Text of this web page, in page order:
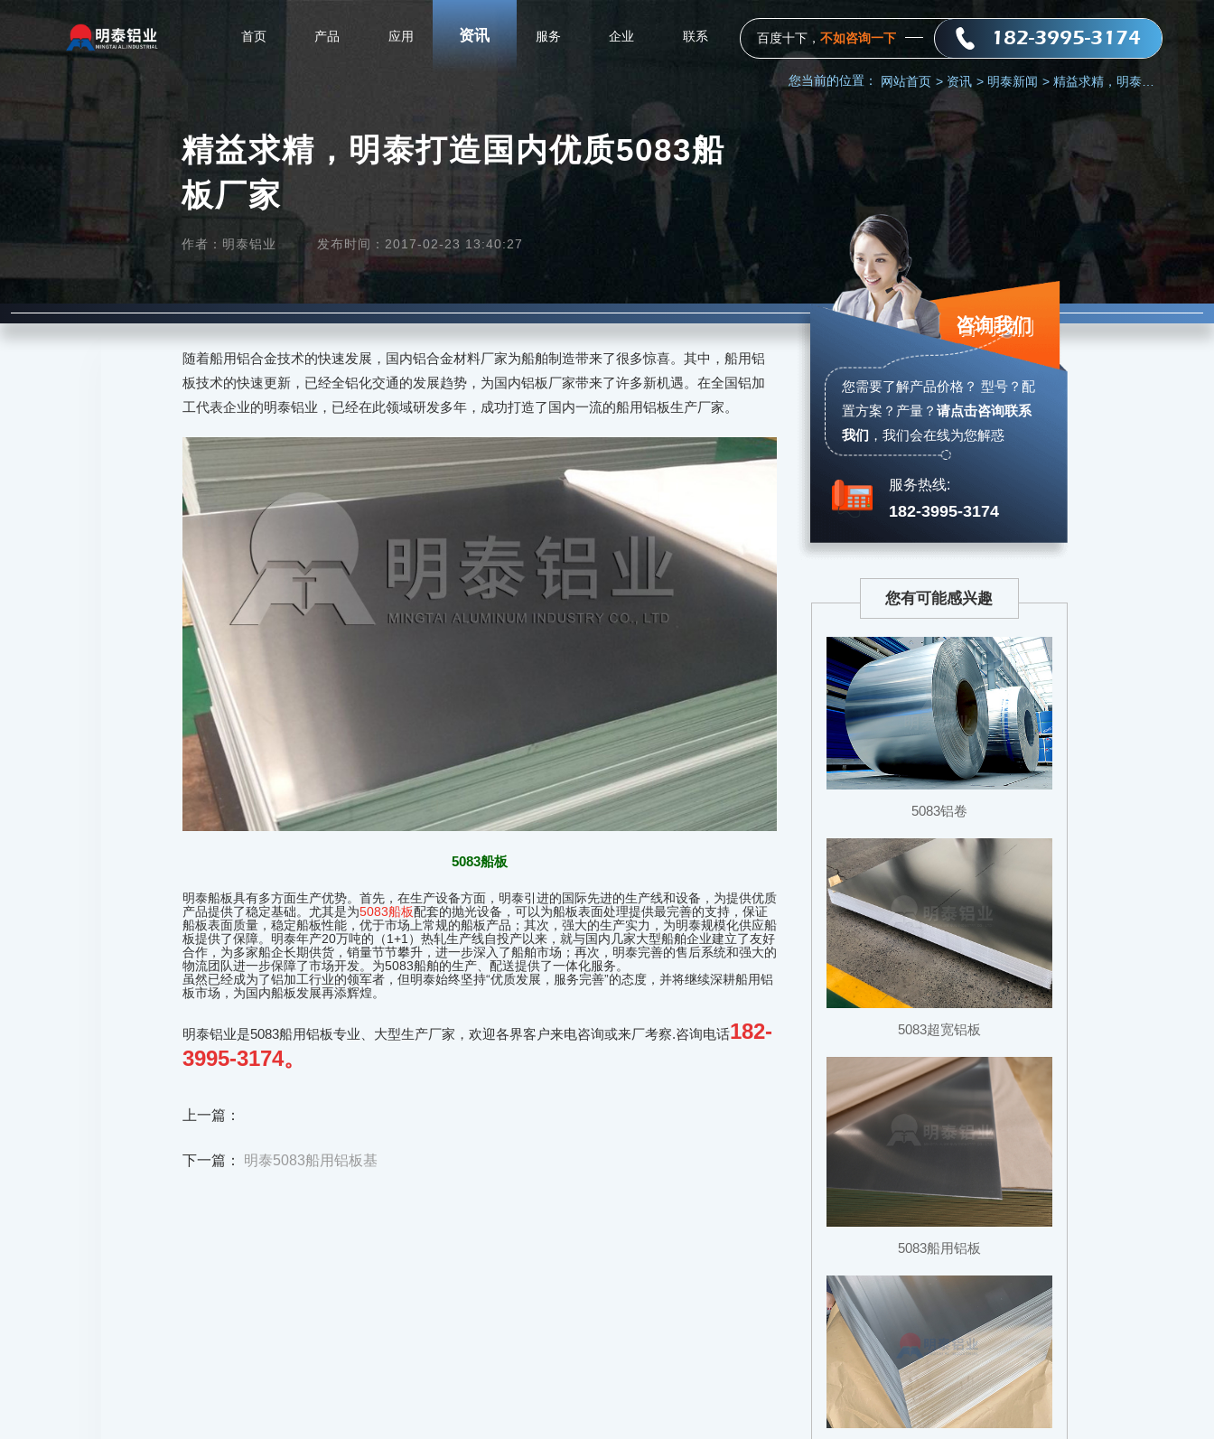
首页 产品 应用 资讯 服务 企业 联系 百度十下， 不如咨询一下 182-3995-3174
您当前的位置： 网站首页 > 资讯 > 明泰新闻 > 精益求精，明泰打造国内优质5083船板厂家
精益求精，明泰打造国内优质5083船
板厂家
作者：明泰铝业 发布时间：2017-02-23 13:40:27
随着船用铝合金技术的快速发展，国内铝合金材料厂家为船舶制造带来了很多惊喜。其中，船用铝
板技术的快速更新，已经全铝化交通的发展趋势，为国内铝板厂家带来了许多新机遇。在全国铝加
工代表企业的明泰铝业，已经在此领域研发多年，成功打造了国内一流的船用铝板生产厂家。
5083船板
明泰船板具有多方面生产优势。首先，在生产设备方面，明泰引进的国际先进的生产线和设备，为提供优质
产品提供了稳定基础。尤其是为5083船板配套的抛光设备，可以为船板表面处理提供最完善的支持，保证
船板表面质量，稳定船板性能，优于市场上常规的船板产品；其次，强大的生产实力，为明泰规模化供应船
板提供了保障。明泰年产20万吨的（1+1）热轧生产线自投产以来，就与国内几家大型船舶企业建立了友好
合作，为多家船企长期供货，销量节节攀升，进一步深入了船舶市场；再次，明泰完善的售后系统和强大的
物流团队进一步保障了市场开发。为5083船舶的生产、配送提供了一体化服务。
虽然已经成为了铝加工行业的领军者，但明泰始终坚持“优质发展，服务完善”的态度，并将继续深耕船用铝
板市场，为国内船板发展再添辉煌。
明泰铝业是5083船用铝板专业、大型生产厂家，欢迎各界客户来电咨询或来厂考察.咨询电话182-
3995-3174。
上一篇：
下一篇： 明泰5083船用铝板基
咨询我们
您需要了解产品价格？ 型号？配
置方案？产量？ 请点击咨询联系
我们 ， 我们会在线为您解惑
服务热线:
182-3995-3174
您有可能感兴趣
5083铝卷
5083超宽铝板
5083船用铝板